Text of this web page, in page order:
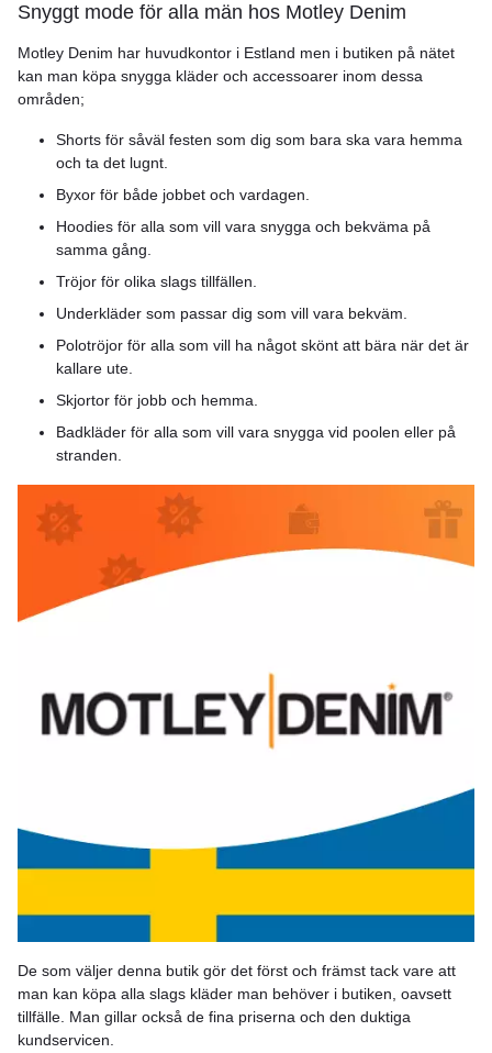
Snyggt mode för alla män hos Motley Denim
Motley Denim har huvudkontor i Estland men i butiken på nätet
kan man köpa snygga kläder och accessoarer inom dessa
områden;
Shorts för såväl festen som dig som bara ska vara hemma
och ta det lugnt.
Byxor för både jobbet och vardagen.
Hoodies för alla som vill vara snygga och bekväma på
samma gång.
Tröjor för olika slags tillfällen.
Underkläder som passar dig som vill vara bekväm.
Polotröjor för alla som vill ha något skönt att bära när det är
kallare ute.
Skjortor för jobb och hemma.
Badkläder för alla som vill vara snygga vid poolen eller på
stranden.
De som väljer denna butik gör det först och främst tack vare att
man kan köpa alla slags kläder man behöver i butiken, oavsett
tillfälle. Man gillar också de fina priserna och den duktiga
kundservicen.